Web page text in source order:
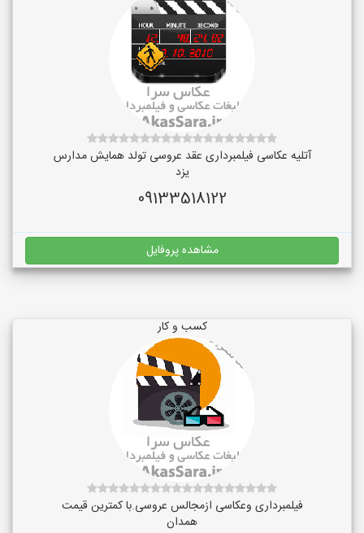
آتلیه عکاسی فیلمبرداری عقد عروسی تولد همایش مدارس
یزد
09133518122
مشاهده پروفایل
کسب و کار
فیلمبرداری وعکاسی ازمجالس عروسی.با کمترین قیمت
همدان